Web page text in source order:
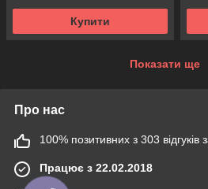
Купити
Показати ще
Про нас
100% позитивних з 303 відгуків
Працює з 22.02.2018